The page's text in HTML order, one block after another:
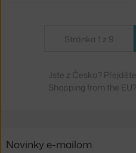
Stránka 1 z 9
Jste z Česka?
Shopping from the
Novinky e-mailom